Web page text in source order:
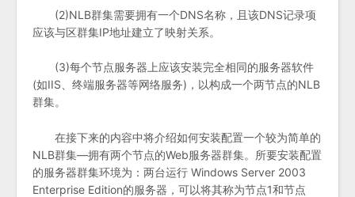
(2)NLB群集需要拥有一个DNS名称，且该DNS记录项
应该与区群集IP地址建立了映射关系。
(3)每个节点服务器上应该安装完全相同的服务器软件
(如IIS、终端服务器等网络服务)，以构成一个两节点的NLB
群集。
在接下来的内容中将介绍如何安装配置一个较为简单的
NLB群集—拥有两个节点的Web服务器群集。所要安装配置
的服务器群集环境为：两台运行 Windows Server 2003
Enterprise Edition的服务器，可以将其称为节点1和节点